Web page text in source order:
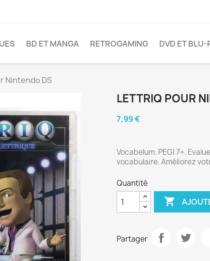
BD ET MANGA RETROGAMING DVD ET BLU-
Nintendo DS
LETTRIQ POUR
7,99 €
Vocabelum. PEGI 7+.
vocabulaire. Améliorez
Quantité

Partager